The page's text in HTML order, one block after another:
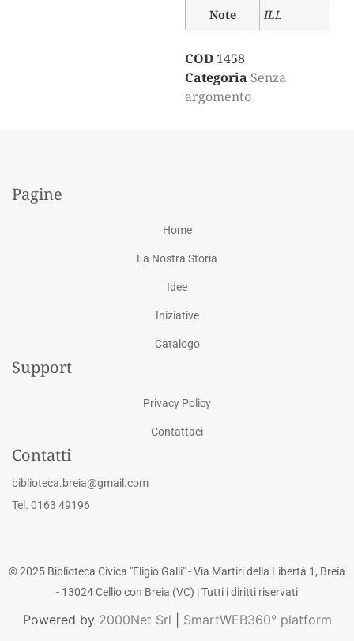
Note
ILL
COD 1458
Categoria Senza
argomento
Pagine
Home
La Nostra Storia
Idee
Iniziative
Catalogo
Support
Privacy Policy
Contattaci
Contatti
biblioteca.breia@gmail.com
Tel. 0163 49196
© 2025 Biblioteca Civica "Eligio Galli" - Via Martiri della Libertà 1, Breia
- 13024 Cellio con Breia (VC) | Tutti i diritti riservati
Powered by 2000Net Srl SmartWEB360° platform